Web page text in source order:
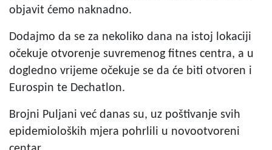
objavit ćemo naknadno.
Dodajmo da se za nekoliko dana na istoj lokaciji
očekuje otvorenje suvremenog fitnes centra, a u
dogledno vrijeme očekuje se da će biti otvoren i
Eurospin te Dechatlon.
Brojni Puljani već danas su, uz poštivanje svih
epidemioloških mjera pohrlili u novootvoreni